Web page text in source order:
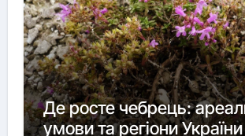
Де росте чебрець:
умови та регіони України